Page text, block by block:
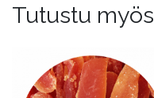
Tutustu myös
tuotteella